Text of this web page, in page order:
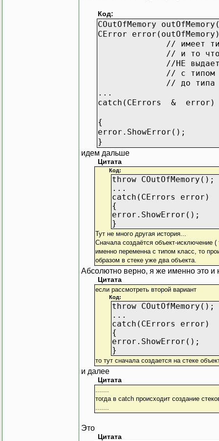
Код:
COutOfMemory
CError
// имеет тип CError
// и то что функция
//НЕ выдает,
// с типом
// до типа CError (и
...
catch(CErrors & error) //
{
error.ShowError();
}
идем дальше
Цитата
Код:
throw COutOfMemory();
...
catch(CErrors error)
{
error.ShowError();
}
Тут не много другая история...
Сначала создаётся объект-исключение
именно переменна с типом класс, то
образом в стеке уже два объекта.
Абсолютно верно, я же именно это и
Цитата
если рассмотреть второй вариант
Код:
throw COutOfMemory();
...
catch(CErrors error)
{
error.ShowError();
}
то тут сначала создается на стеке
и далее
Цитата
тогда в catch происходит создание
Это
Цитата